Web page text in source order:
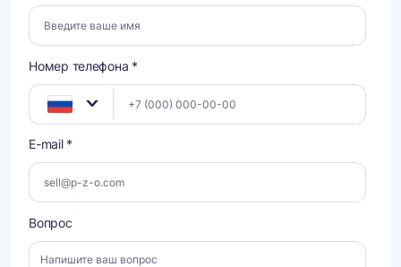
Номер телефона *
E-mail *
Вопрос